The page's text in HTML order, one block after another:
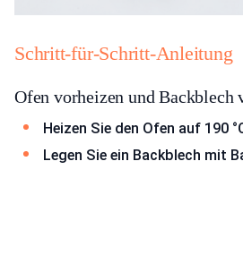
Schritt-für-Schritt-Anleitung
Ofen vorheizen und Backblech
Heizen Sie den Ofen auf 190
Legen Sie ein Backblech mit